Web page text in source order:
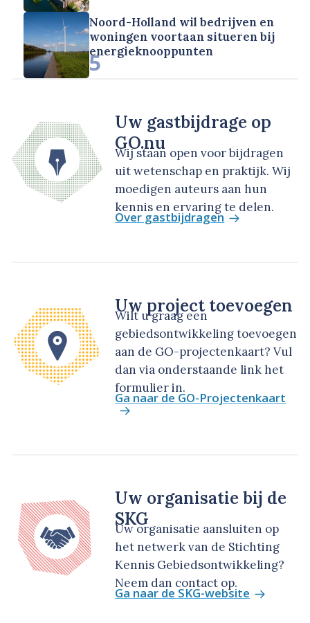
Noord-Holland wil bedrijven en
woningen voortaan situeren bij
energieknooppunten
5
Uw gastbijdrage op
GO.nu
Wij staan open voor bijdragen
uit wetenschap en praktijk. Wij
moedigen auteurs aan hun
kennis en ervaring te delen.
Over gastbijdragen
Uw project toevoegen
Wilt u graag een
gebiedsontwikkeling toevoegen
aan de GO-projectenkaart? Vul
dan via onderstaande link het
formulier in.
Ga naar de GO-Projectenkaart
Uw organisatie bij de
SKG
Uw organisatie aansluiten op
het netwerk van de Stichting
Kennis Gebiedsontwikkeling?
Neem dan contact op.
Ga naar de SKG-website